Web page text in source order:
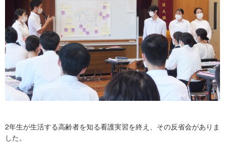
2年生が生活する高齢者を知る看護実習を終え、その反省会がありま
した。